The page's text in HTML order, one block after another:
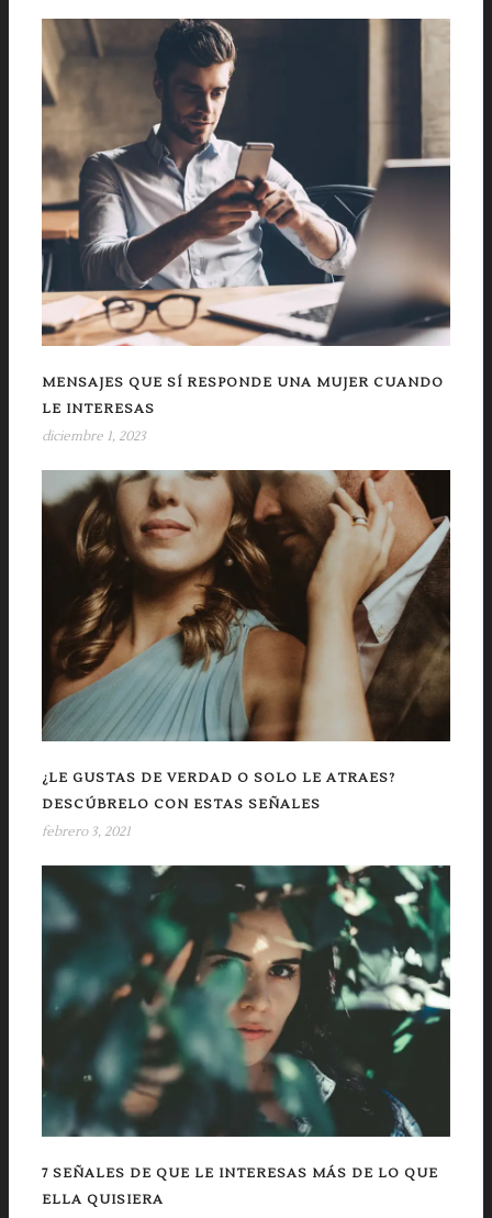
MENSAJES QUE SÍ RESPONDE UNA MUJER CUANDO
LE INTERESAS
diciembre 1, 2023
¿LE GUSTAS DE VERDAD O SOLO LE ATRAES?
DESCÚBRELO CON ESTAS SEÑALES
febrero 3, 2021
7 SEÑALES DE QUE LE INTERESAS MÁS DE LO QUE
ELLA QUISIERA